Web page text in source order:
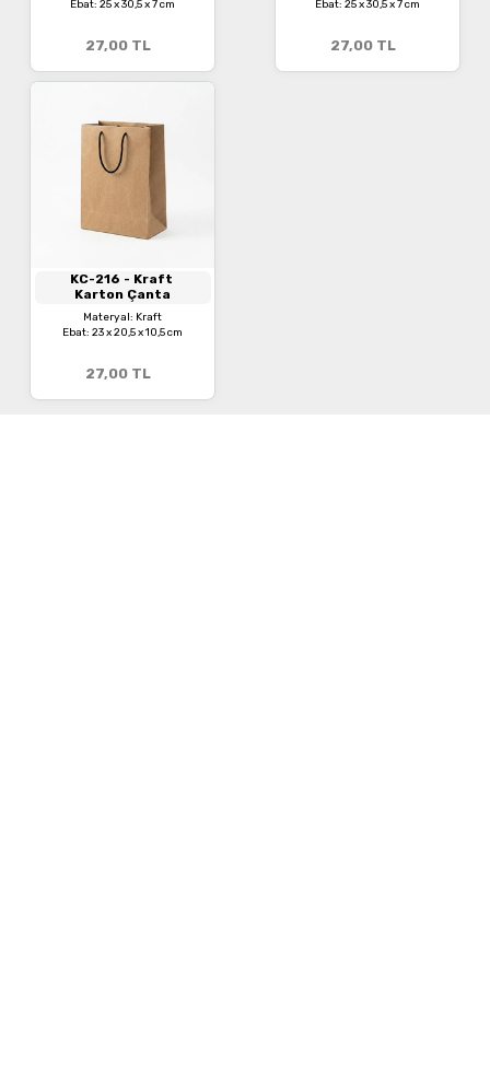
Ebat: 25 x 30,5 x 7 cm
27,00 TL
Ebat: 25 x 30,5 x 7 cm
27,00 TL
KC-216 - Kraft
Karton Çanta
Materyal: Kraft
Ebat: 23 x 20,5 x 10,5 cm
27,00 TL